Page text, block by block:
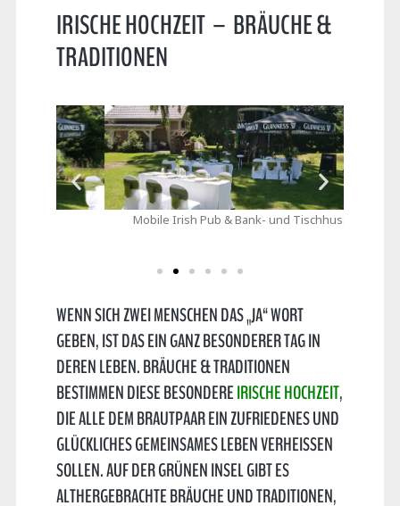
IRISCHE HOCHZEIT – BRÄUCHE &
TRADITIONEN
Mobile Irish Pub & Bank- und Tischhussen
WENN SICH ZWEI MENSCHEN DAS „JA“ WORT
GEBEN, IST DAS EIN GANZ BESONDERER TAG IN
DEREN LEBEN. BRÄUCHE & TRADITIONEN
BESTIMMEN DIESE BESONDEREIRISCHE HOCHZEIT,
DIE ALLE DEM BRAUTPAAR EIN ZUFRIEDENES UND
GLÜCKLICHES GEMEINSAMES LEBEN VERHEISSEN S
OLLEN. AUF DER GRÜNEN INSEL GIBT ES A
LTHERGEBRACHTE BRÄUCHE UND TRADITIONEN, D